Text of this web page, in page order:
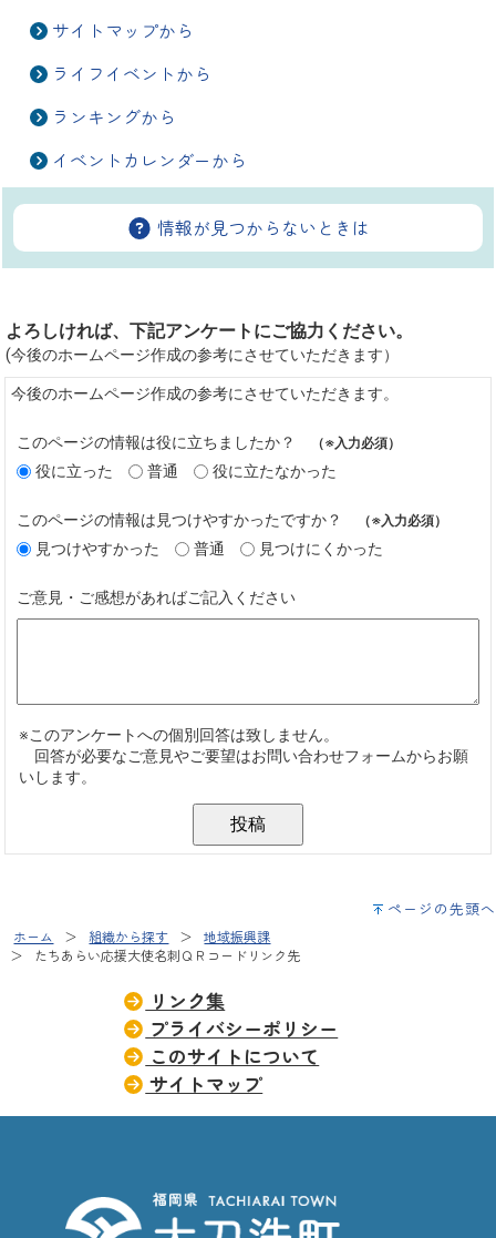
サイトマップから
ライフイベントから
ランキングから
イベントカレンダーから
情報が見つからないときは
ページの先頭へ
ホーム 組織から探す
地域振興課
たちあらい応援大使名刺ＱＲコードリンク先
リンク集
プライバシーポリシー
このサイトについて
サイトマップ